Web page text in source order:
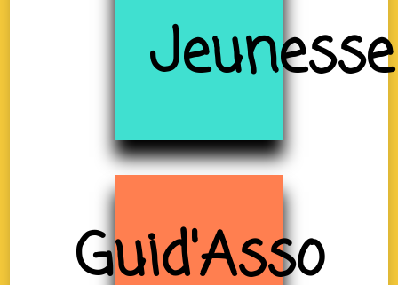
Jeunesse
Guid'Asso